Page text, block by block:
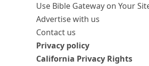
Use Bible Gateway on Your
Advertise with us
Contact us
Privacy policy
California Privacy Rights